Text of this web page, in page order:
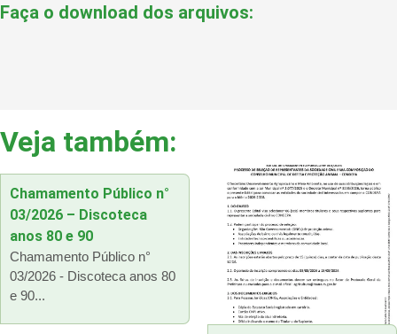
Faça o download dos arquivos:
Veja também:
Chamamento Público n°
03/2026 – Discoteca
anos 80 e 90
Chamamento Público n°
03/2026 - Discoteca anos 80
e 90...